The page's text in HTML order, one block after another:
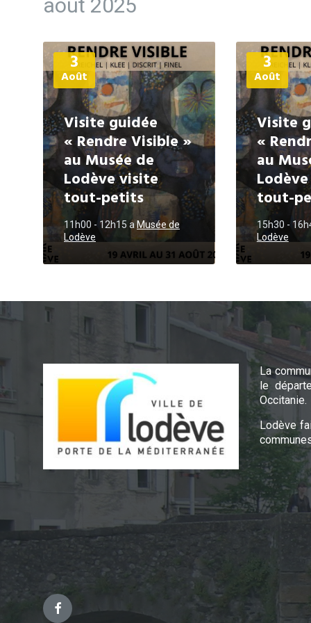
août 2025
3
Août
Visite guidée
« Rendre Visible »
au Musée de
Lodève visite
tout-petits
11h00 - 12h15 a Musée de
Lodève
Plus
d'informations
3
Août
Visite
«
au
tout-
15h30 -
Lodève
Plus
d'informations
La
le
Occitanie.
Lodève
Facebook